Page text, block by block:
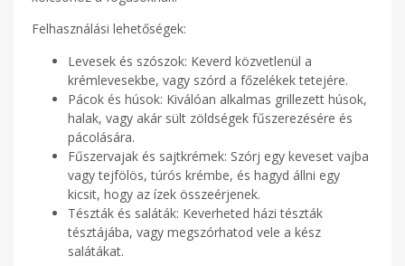
Felhasználási lehetőségek:
Levesek és szószok: Keverd közvetlenül a
krémlevesekbe, vagy szórd a főzelékek tetejére.
Pácok és húsok: Kiválóan alkalmas grillezett húsok,
halak, vagy akár sült zöldségek fűszerezésére és
pácolására.
Fűszervajak és sajtkrémek: Szórj egy keveset vajba
vagy tejfölös, túrós krémbe, és hagyd állni egy
kicsit, hogy az ízek összeérjenek.
Tészták és saláták: Keverheted házi tészták
tésztájába, vagy megszórhatod vele a kész
salátákat.